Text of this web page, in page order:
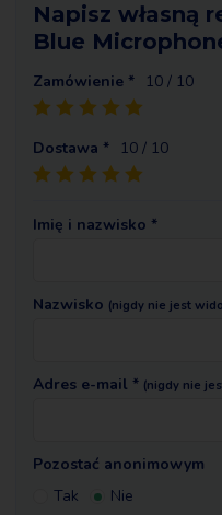
Napisz własną
Blue
Zamówienie * 10 / 10
Dostawa * 10 / 10
Imię i nazwisko *
Nazwisko (nigdy nie jest
Adres e-mail * (nigdy nie
Pozostać anonimowym
Tak
Nie